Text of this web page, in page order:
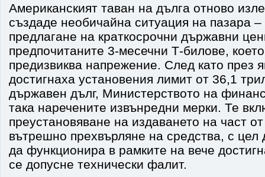
Американският таван на дълга отново
създаде необичайна ситуация на пазара –
предлагане на краткосрочни държавни
предпочитаните 3‑месечни T‑билове,
предизвиква напрежение. След като през
достигнаха установения лимит от 36,1
държавен дълг, Министерството на
така наречените извънредни мерки. Те
преустановяване на издаването на част
вътрешно прехвърляне на средства, с
да функционира в рамките на вече
се допусне технически фалит.